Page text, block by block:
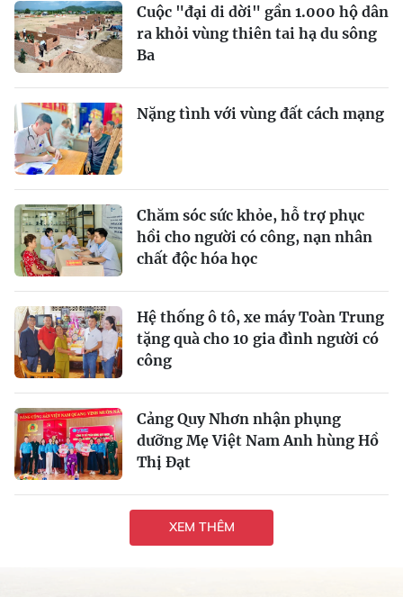
Cuộc "đại di dời" gần 1.000 hộ dân
ra khỏi vùng thiên tai hạ du sông
Ba
Nặng tình với vùng đất cách mạng
Chăm sóc sức khỏe, hỗ trợ phục
hồi cho người có công, nạn nhân
chất độc hóa học
Hệ thống ô tô, xe máy Toàn Trung
tặng quà cho 10 gia đình người có
công
Cảng Quy Nhơn nhận phụng
dưỡng Mẹ Việt Nam Anh hùng Hồ
Thị Đạt
XEM THÊM